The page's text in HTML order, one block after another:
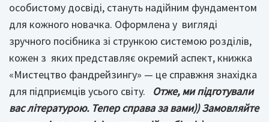
особистому досвіді, стануть надійним фундаментом
для кожного новачка. Оформлена у вигляді
зручного посібника зі стрункою системою розділів,
кожен з яких представляє окремий аспект, книжка
«Мистецтво фандрейзингу» — це справжня знахідка
для підприємців усього світу. Отже, ми підготували
вас літературою. Тепер справа за вами)) Замовляйте